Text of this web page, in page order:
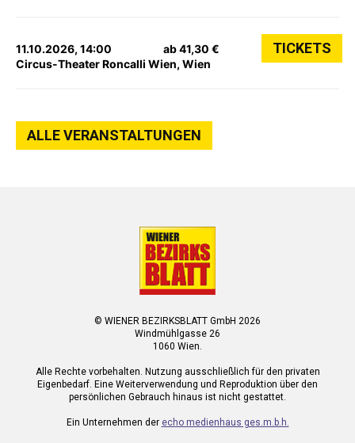
11.10.2026, 14:00
Circus-Theater Roncalli Wien, Wien
ab 41,30 € TICKETS
ALLE VERANSTALTUNGEN
© WIENER BEZIRKSBLATT GmbH 2026
Windmühlgasse 26
1060 Wien.
Alle Rechte vorbehalten. Nutzung ausschließlich für den privaten
Eigenbedarf. Eine Weiterverwendung und Reproduktion über den
persönlichen Gebrauch hinaus ist nicht gestattet.
Ein Unternehmen der echo medienhaus ges.m.b.h.